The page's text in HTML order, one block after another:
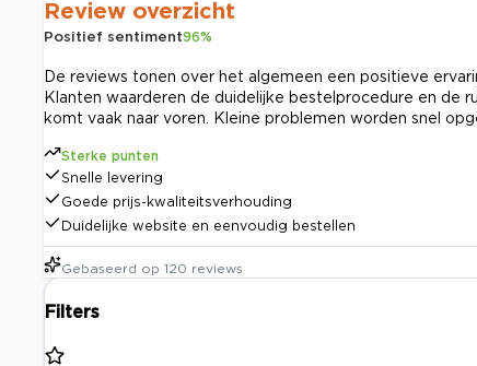
Review overzicht
Positief sentiment96%
De reviews tonen over het algemeen een positieve
Klanten waarderen de duidelijke bestelprocedure en de
komt vaak naar voren. Kleine problemen worden snel
Sterke punten
Snelle levering
Goede prijs-kwaliteitsverhouding
Duidelijke website en eenvoudig bestellen
Gebaseerd op 120 reviews
Filters